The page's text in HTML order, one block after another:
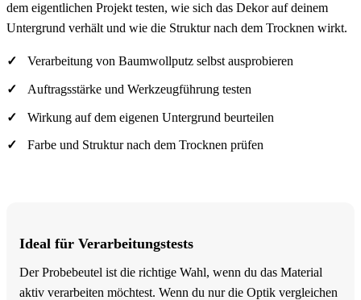
dem eigentlichen Projekt testen, wie sich das Dekor auf deinem
Untergrund verhält und wie die Struktur nach dem Trocknen wirkt.
Verarbeitung von Baumwollputz selbst ausprobieren
Auftragsstärke und Werkzeugführung testen
Wirkung auf dem eigenen Untergrund beurteilen
Farbe und Struktur nach dem Trocknen prüfen
Ideal für Verarbeitungstests
Der Probebeutel ist die richtige Wahl, wenn du das Material
aktiv verarbeiten möchtest. Wenn du nur die Optik vergleichen